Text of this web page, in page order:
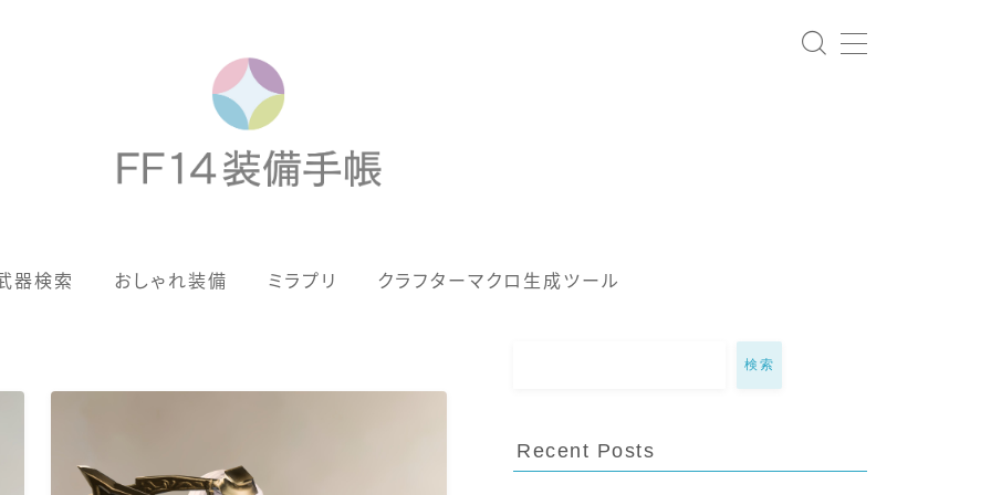
器検索 おしゃれ装備 ミラプリ クラフターマクロ生成ツール
男女別デザイン
バイザー
検索
Recent Posts